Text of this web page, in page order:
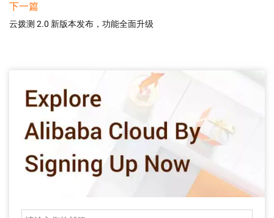
下一篇
云拨测 2.0 新版本发布，功能全面升级